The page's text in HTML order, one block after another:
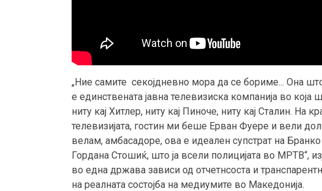
„Ние самите секојдневно мора да се бориме... Она
е единствената јавна телевизиска компанија во која
ниту кај Хитлер, ниту кај Пиноче, ниту кај Сталин. На
телевизијата, гостин ми беше Ерван Фуере и вели
велам, амбасадоре, ова е идеален супстрат на
Гордана Стошиќ, што ја всели полицијата во МРТВ“,
во една држава зависи од отчетнсоста и
на реалната состојба на медиумите во Македонија.